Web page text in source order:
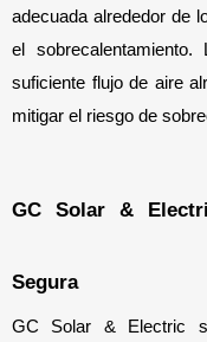
adecuada alrededor de
el
suficiente flujo de aire
mitigar el riesgo de
GC Solar &
Segura
GC Solar & Electric